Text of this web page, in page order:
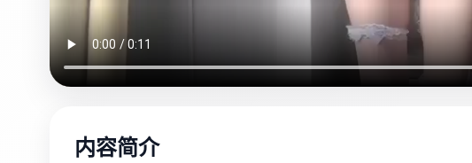
内容简介